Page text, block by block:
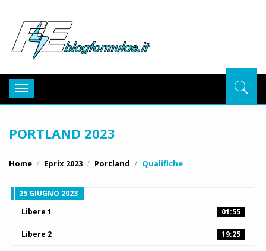
Toggle
navigation
PORTLAND 2023
Home Eprix 2023 Portland Qualifiche
25 GIUGNO 2023
Libere 1
01:55
Libere 2 19:25